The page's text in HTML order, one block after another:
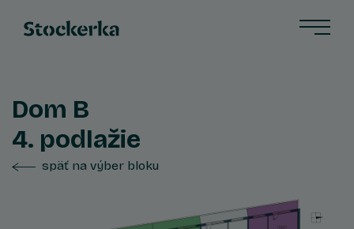
Dom B
4. podlažie
späť na výber bloku